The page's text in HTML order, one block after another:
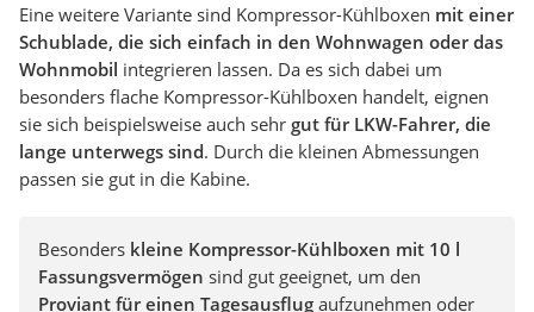
Eine weitere Variante sind Kompressor-Kühlboxen mit einer
Schublade, die sich einfach in den Wohnwagen oder das
Wohnmobil integrieren lassen. Da es sich dabei um
besonders flache Kompressor-Kühlboxen handelt, eignen
sie sich beispielsweise auch sehr gut für LKW-Fahrer, die
lange unterwegs sind. Durch die kleinen Abmessungen
passen sie gut in die Kabine.
Besonders kleine Kompressor-Kühlboxen mit 10 l
Fassungsvermögen sind gut geeignet, um den
Proviant für einen Tagesausflug aufzunehmen oder